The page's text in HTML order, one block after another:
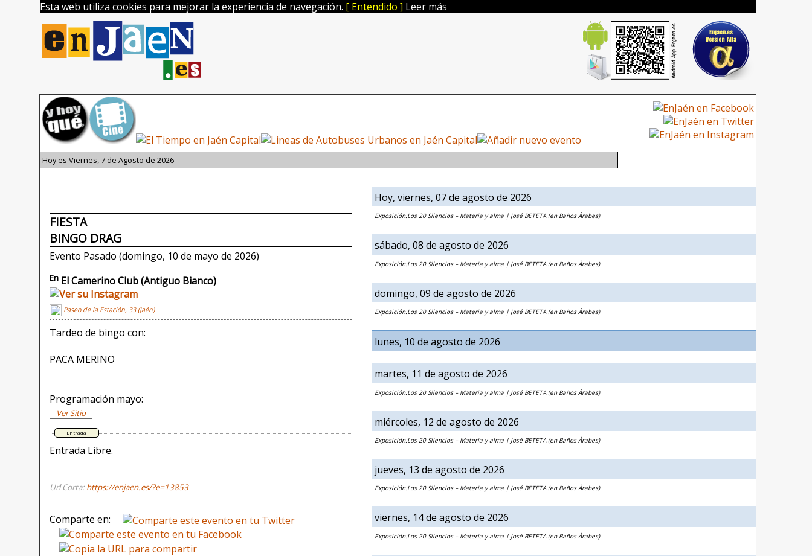
Esta web utiliza cookies para mejorar la experiencia de navegación. [ Entendido ] Leer más
Hoy es Viernes, 7 de Agosto de 2026
FIESTA
BINGO DRAG
Evento Pasado (domingo, 10 de mayo de 2026)
EnEl Camerino Club (Antiguo Bianco)
Paseo de la Estación, 33 (Jaén)
Tardeo de bingo con:
PACA MERINO
Programación mayo:
Ver Sitio
Entrada Libre.
Url Corta: https://enjaen.es/?e=13853
Comparte en:
Hoy, viernes, 07 de agosto de 2026
Exposición:Los 20 Silencios – Materia y alma | José BETETA (en Baños Árabes)
sábado, 08 de agosto de 2026
Exposición:Los 20 Silencios – Materia y alma | José BETETA (en Baños Árabes)
domingo, 09 de agosto de 2026
Exposición:Los 20 Silencios – Materia y alma | José BETETA (en Baños Árabes)
lunes, 10 de agosto de 2026
martes, 11 de agosto de 2026
Exposición:Los 20 Silencios – Materia y alma | José BETETA (en Baños Árabes)
miércoles, 12 de agosto de 2026
Exposición:Los 20 Silencios – Materia y alma | José BETETA (en Baños Árabes)
jueves, 13 de agosto de 2026
Exposición:Los 20 Silencios – Materia y alma | José BETETA (en Baños Árabes)
viernes, 14 de agosto de 2026
Exposición:Los 20 Silencios – Materia y alma | José BETETA (en Baños Árabes)